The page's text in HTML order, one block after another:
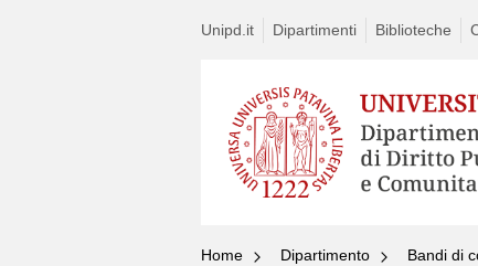
Unipd.it Dipartimenti Biblioteche
Home Dipartimento Bandi di